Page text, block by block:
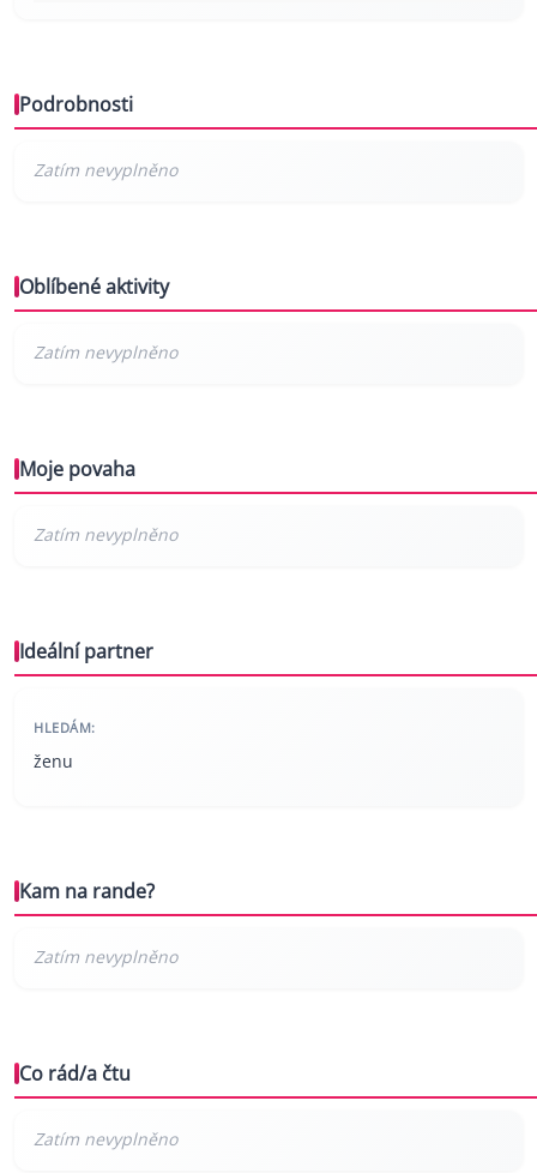
Podrobnosti
Oblíbené aktivity
Moje povaha
Ideální partner
HLEDÁM:
ženu
Kam na rande?
Co rád/a čtu